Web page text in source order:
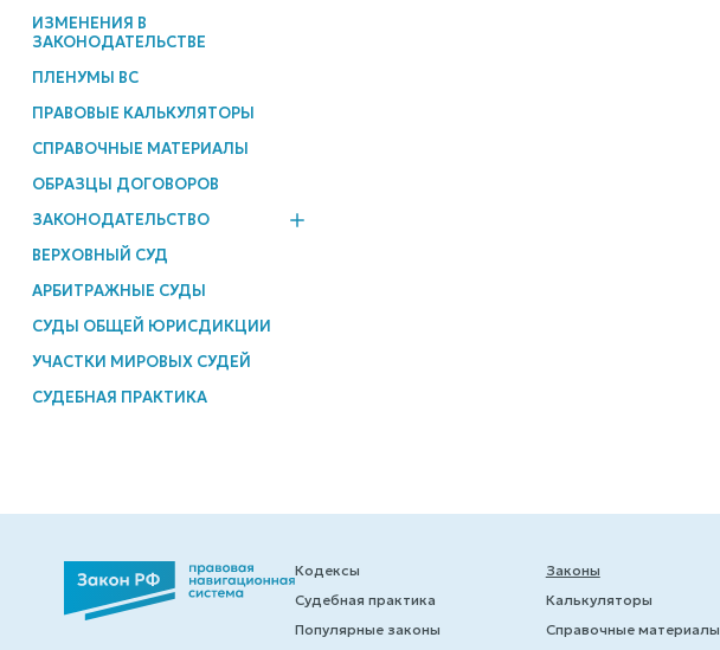
ИЗМЕНЕНИЯ В
ЗАКОНОДАТЕЛЬСТВЕ
ПЛЕНУМЫ ВС
ПРАВОВЫЕ КАЛЬКУЛЯТОРЫ
СПРАВОЧНЫЕ МАТЕРИАЛЫ
ОБРАЗЦЫ ДОГОВОРОВ
ЗАКОНОДАТЕЛЬСТВО
ВЕРХОВНЫЙ СУД
АРБИТРАЖНЫЕ СУДЫ
СУДЫ ОБЩЕЙ ЮРИСДИКЦИИ
УЧАСТКИ МИРОВЫХ СУДЕЙ
СУДЕБНАЯ ПРАКТИКА
Кодексы
Судебная практика
Популярные законы
Законы
Калькуляторы
Справочные материалы